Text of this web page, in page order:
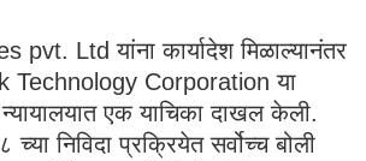
pvt. Ltd यांना कार्यादेश मिळाल्यानंतर
Technology Corporation या
एक याचिका दाखल केली.
निविदा प्रक्रियेत सर्वोच्च बोली